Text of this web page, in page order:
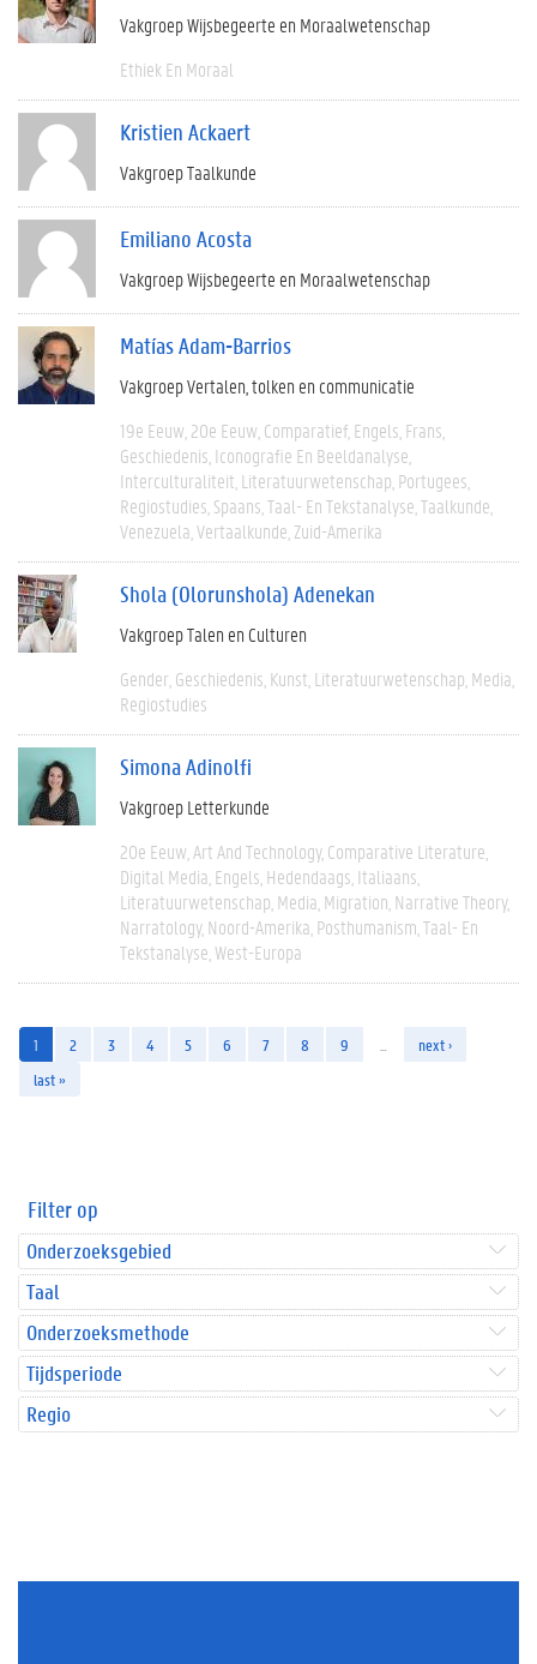
Vakgroep Wijsbegeerte en Moraalwetenschap
Ethiek En Moraal
Kristien Ackaert
Vakgroep Taalkunde
Emiliano Acosta
Vakgroep Wijsbegeerte en Moraalwetenschap
Matías Adam-Barrios
Vakgroep Vertalen, tolken en communicatie
19e Eeuw 20e Eeuw Comparatief Engels Frans
Geschiedenis Iconografie En Beeldanalyse
Interculturaliteit Literatuurwetenschap Portugees
Regiostudies Spaans Taal- En Tekstanalyse Taalkunde
Venezuela Vertaalkunde Zuid-Amerika
Shola (Olorunshola) Adenekan
Vakgroep Talen en Culturen
Gender Geschiedenis Kunst Literatuurwetenschap Media
Regiostudies
Simona Adinolfi
Vakgroep Letterkunde
20e Eeuw Art And Technology Comparative Literature
Digital Media Engels Hedendaags Italiaans
Literatuurwetenschap Media Migration Narrative Theory
Narratology Noord-Amerika Posthumanism Taal- En
Tekstanalyse West-Europa
1 2 3 4 5 6 7 8 9
next ›
last »
Filter op
Onderzoeksgebied
Taal
Onderzoeksmethode
Tijdsperiode
Regio